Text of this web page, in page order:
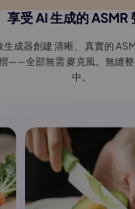
享受 AI 生成的 ASMR
生成器創建 清晰、 真實的
——全部無需 麥克風。無縫整
中。